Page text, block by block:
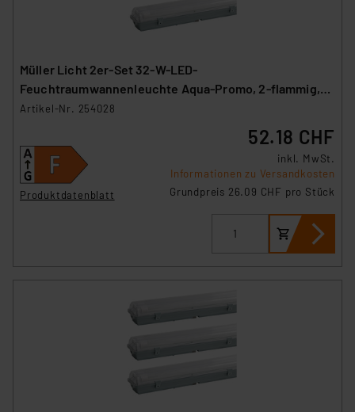
Müller Licht 2er-Set 32-W-LED-
Feuchtraumwannenleuchte Aqua-Promo, 2-flammig,
3360 lm, 4000 K, 120 cm
Artikel-Nr. 254028
Produktdatenblatt
52.18 CHF
inkl. MwSt.
Informationen zu Versandkosten
Grundpreis 26.09 CHF pro Stück